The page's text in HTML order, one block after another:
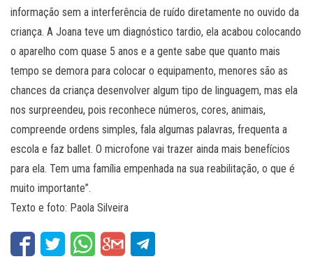
informação sem a interferência de ruído diretamente no ouvido da
criança. A Joana teve um diagnóstico tardio, ela acabou colocando
o aparelho com quase 5 anos e a gente sabe que quanto mais
tempo se demora para colocar o equipamento, menores são as
chances da criança desenvolver algum tipo de linguagem, mas ela
nos surpreendeu, pois reconhece números, cores, animais,
compreende ordens simples, fala algumas palavras, frequenta a
escola e faz ballet. O microfone vai trazer ainda mais benefícios
para ela. Tem uma família empenhada na sua reabilitação, o que é
muito importante”.
Texto e foto: Paola Silveira